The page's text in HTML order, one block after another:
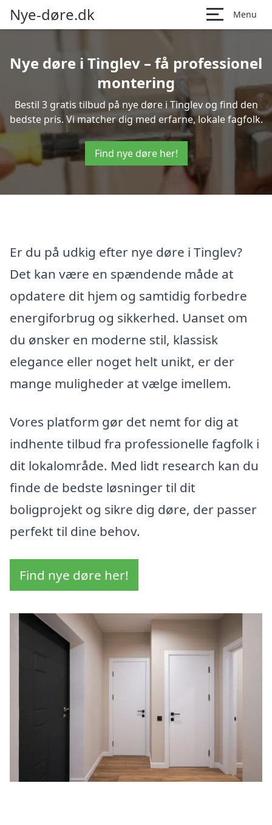
Nye-døre.dk Menu
Nye døre i Tinglev – få professionel
montering
Bestil 3 gratis tilbud på nye døre i Tinglev og find den
bedste pris. Vi matcher dig med erfarne, lokale fagfolk.
Find nye døre her!
Er du på udkig efter nye døre i Tinglev?
Det kan være en spændende måde at
opdatere dit hjem og samtidig forbedre
energiforbrug og sikkerhed. Uanset om
du ønsker en moderne stil, klassisk
elegance eller noget helt unikt, er der
mange muligheder at vælge imellem.
Vores platform gør det nemt for dig at
indhente tilbud fra professionelle fagfolk i
dit lokalområde. Med lidt research kan du
finde de bedste løsninger til dit
boligprojekt og sikre dig døre, der passer
perfekt til dine behov.
Find nye døre her!